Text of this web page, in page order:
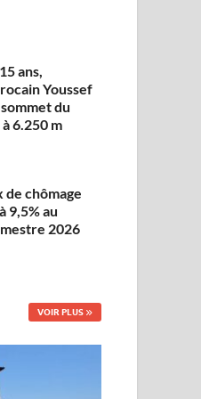
ans,
Youssef
du
6.250 m
de chômage
9,5% au
2026
VOIR PLUS